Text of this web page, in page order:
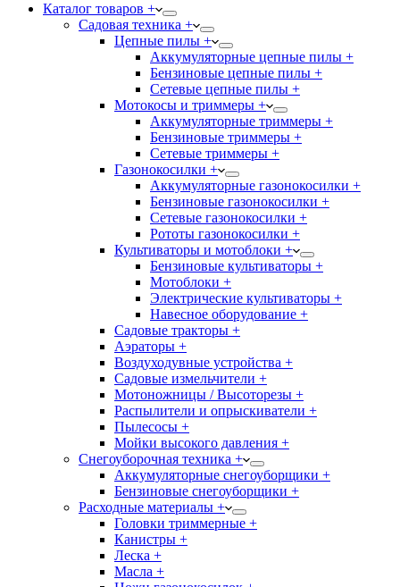
Каталог товаров +
Садовая техника +
Цепные пилы +
Аккумуляторные цепные пилы +
Бензиновые цепные пилы +
Сетевые цепные пилы +
Мотокосы и триммеры +
Аккумуляторные триммеры +
Бензиновые триммеры +
Сетевые триммеры +
Газонокосилки +
Аккумуляторные газонокосилки +
Бензиновые газонокосилки +
Сетевые газонокосилки +
Рототы газонокосилки +
Культиваторы и мотоблоки +
Бензиновые культиваторы +
Мотоблоки +
Электрические культиваторы +
Навесное оборудование +
Садовые тракторы +
Аэраторы +
Воздуходувные устройства +
Садовые измельчители +
Мотоножницы / Высоторезы +
Распылители и опрыскиватели +
Пылесосы +
Мойки высокого давления +
Снегоуборочная техника +
Аккумуляторные снегоуборщики +
Бензиновые снегоуборщики +
Расходные материалы +
Головки триммерные +
Канистры +
Леска +
Масла +